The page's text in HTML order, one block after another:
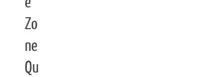
Zo
ne
Qu